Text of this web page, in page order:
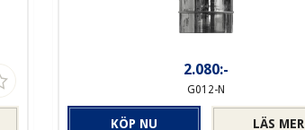
2.080:-
G012-N
LÄS MER
KÖP NU